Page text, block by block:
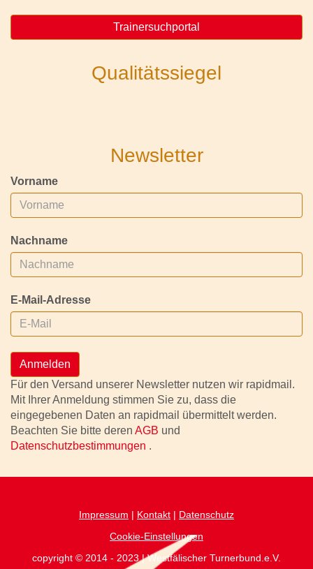
Trainersuchportal
Qualitätssiegel
Newsletter
Vorname
Nachname
E-Mail-Adresse
Anmelden
Für den Versand unserer Newsletter nutzen wir rapidmail.
Mit Ihrer Anmeldung stimmen Sie zu, dass die
eingegebenen Daten an rapidmail übermittelt werden.
Beachten Sie bitte deren AGB und
Datenschutzbestimmungen .
Impressum | Kontakt | Datenschutz
Cookie-Einstellungen
copyright © 2014 - 2023 | Westfälischer Turnerbund.e.V.